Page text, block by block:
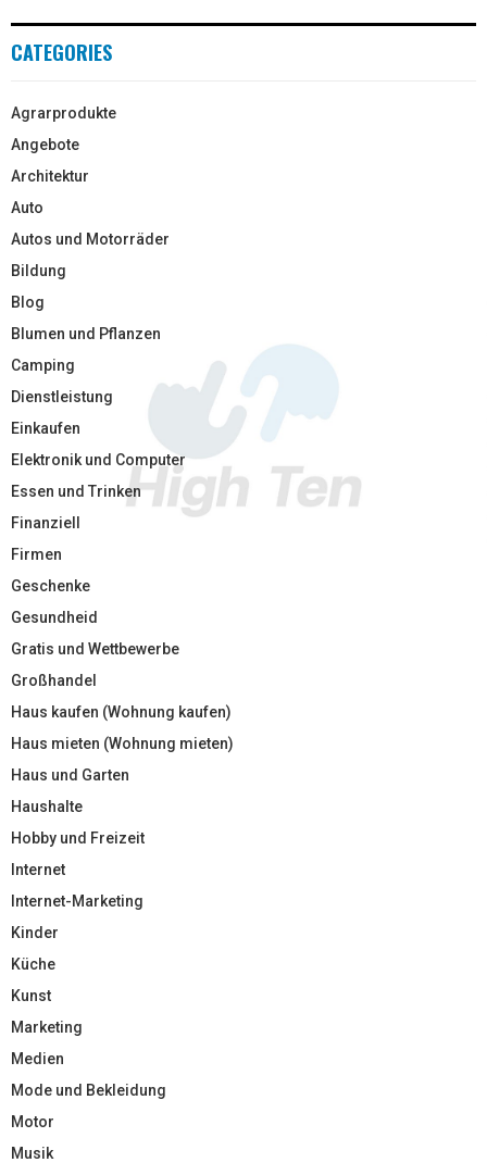
CATEGORIES
Agrarprodukte
Angebote
Architektur
Auto
Autos und Motorräder
Bildung
Blog
Blumen und Pflanzen
Camping
Dienstleistung
Einkaufen
Elektronik und Computer
Essen und Trinken
Finanziell
Firmen
Geschenke
Gesundheid
Gratis und Wettbewerbe
Großhandel
Haus kaufen (Wohnung kaufen)
Haus mieten (Wohnung mieten)
Haus und Garten
Haushalte
Hobby und Freizeit
Internet
Internet-Marketing
Kinder
Küche
Kunst
Marketing
Medien
Mode und Bekleidung
Motor
Musik